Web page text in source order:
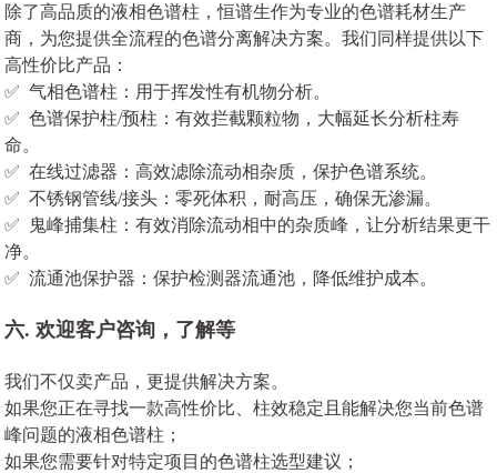
除了高品质的液相色谱柱，恒谱生作为专业的色谱耗材生产
商，为您提供全流程的色谱分离解决方案。我们同样提供以下
高性价比产品：
✅ 气相色谱柱：用于挥发性有机物分析。
✅ 色谱保护柱/预柱：有效拦截颗粒物，大幅延长分析柱寿
命。
✅ 在线过滤器：高效滤除流动相杂质，保护色谱系统。
✅ 不锈钢管线/接头：零死体积，耐高压，确保无渗漏。
✅ 鬼峰捕集柱：有效消除流动相中的杂质峰，让分析结果更干
净。
✅ 流通池保护器：保护检测器流通池，降低维护成本。
六. 欢迎客户咨询，了解等
我们不仅卖产品，更提供解决方案。
如果您正在寻找一款高性价比、柱效稳定且能解决您当前色谱
峰问题的液相色谱柱；
如果您需要针对特定项目的色谱柱选型建议；